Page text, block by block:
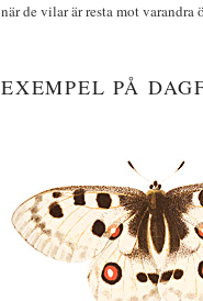
när de vilar är resta mot varandra
EXEMPEL PÅ